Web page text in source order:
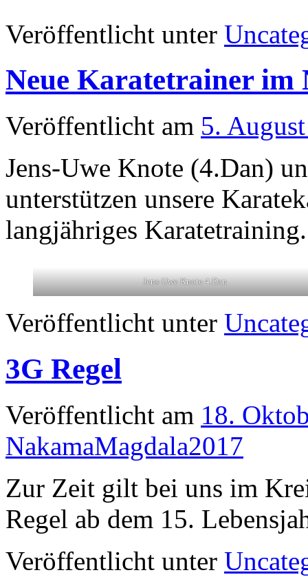
Veröffentlicht unter
Neue Karatetrainer im
Veröffentlicht am 5.
Jens-Uwe Knote (4.Dan)
unterstützen unsere
langjähriges
Jens-Uwe Knote 4.Dan
Veröffentlicht unter
3G Regel
Veröffentlicht am 18.
NakamaMagdala2017
Zur Zeit gilt bei uns im
Regel ab dem 15.
Veröffentlicht unter